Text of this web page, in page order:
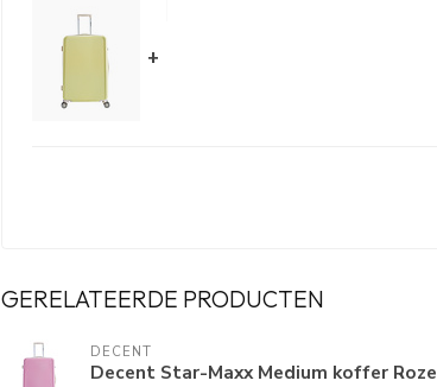
+
GERELATEERDE PRODUCTEN
DECENT
Decent Star-Maxx Medium koffer Roze